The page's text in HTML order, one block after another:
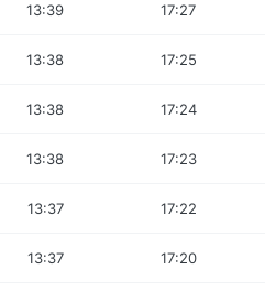
13:39 17:27
13:38 17:25
13:38 17:24
13:38 17:23
13:37 17:22
13:37 17:20